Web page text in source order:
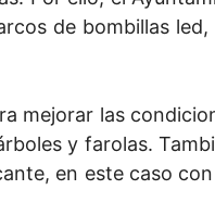
de bombillas
mejorar las
y farolas.
en este caso